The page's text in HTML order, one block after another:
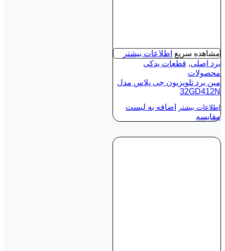
مشاهده سریع اطلاعات بیشتر
برد اصلی, قطعات یدکی
محصولات
مین برد تلویزیون جی پلاس مدل
32GD412N
اطلاعات بیشتر
اضافه به لیست
مقایسه